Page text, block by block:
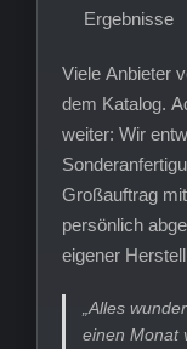
Ergebnisse
Viele Anbieter
dem Katalog.
weiter: Wir
Großauftrag
persönlich
eigener
„Alles
einen Monat